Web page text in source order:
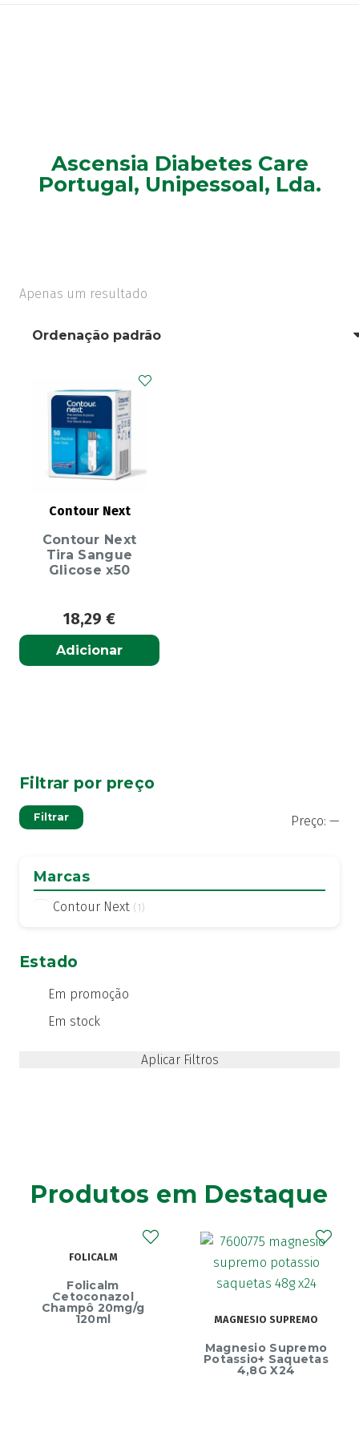
Ascensia Diabetes Care
Portugal, Unipessoal, Lda.
Apenas um resultado
Contour Next
Contour Next
Tira Sangue
Glicose x50
18,29 €
Adicionar
Filtrar por preço
Filtrar Preço: —
Marcas
Contour Next (1)
Estado
Em promoção
Em stock
Produtos em Destaque
FOLICALM
Folicalm
Cetoconazol
Champô 20mg/g
120ml MAGNESIO SUPREMO
Magnesio Supremo
Potassio+ Saquetas
4,8G X24